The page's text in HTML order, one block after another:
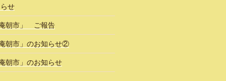
せ
朝市」 ご報告
朝市」のお知らせ②
朝市」のお知らせ